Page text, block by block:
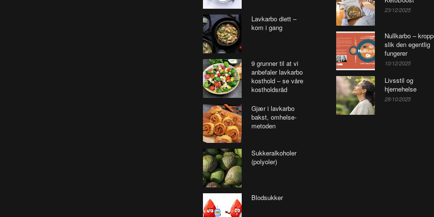
Lavkarbo diett –
kom i gang
9 grunner til at vi
anbefaler lavkarbo
kosthold – se våre
kostholdsråd
Gjær i lavkarbo
bakst, omhelse-
metoden
Sukkeralkoholer
(polyoler)
Blodsukker
23/12/2025
Nullkarbo –
slik den egentlig
fungerer
10/12/2025
Livsstil og
hjernehelse
28/10/2025